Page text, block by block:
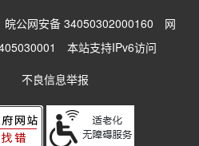
皖公网安备 34050302000160
网
本站支持IPv6访问
不良信息举报